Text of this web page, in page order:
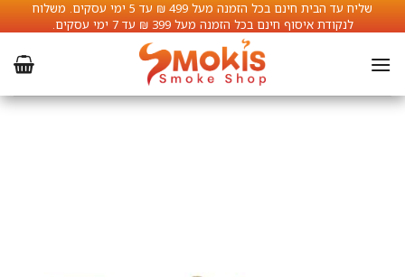
to
content
שליח עד הבית חינם בכל הזמנה מעל 499 ₪ עד 5 ימי עסקים. משלוח
לנקודת איסוף חינם בכל הזמנה מעל 399 ₪ עד 7 ימי עסקים.